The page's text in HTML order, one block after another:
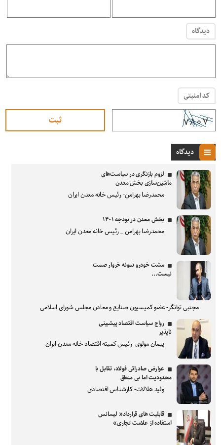
دیدگاه
کد امنیتی
دیدگاه
لزوم بازنگری در سیاست‌های
ماشین‌سازی بخش معدن
محمدرضا بهرامن- رئیس خانه معدن ایران
بخش معدن در بودجه ۱۴۰۱
محمدرضا بهرامن _ رئیس خانه معدن ایران
مشت خودرو نمونه خروار صمت
نیست...
مجتبی توانگر- عضو کمیسیون صنایع و معادن مجلس شورای اسلامی
رواج سیاست اقتصاد پیشبینی
ناپذیر
پیمان مولوی- رئیس کمیته اقتصاد خانه معدن ایران
عوارض صادراتی فولاد، تقابل با
محدودیت اما بی منطق
ولید هلالات- کارشناس اقتصادی
قابلیت های قرارداد« لیسانس
استفاده از علامت تجاری»